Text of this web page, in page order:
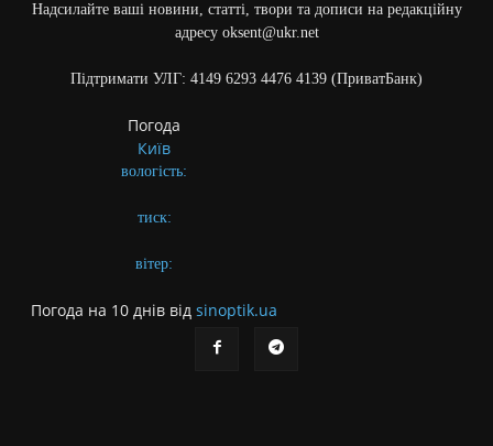
Надсилайте ваші новини, статті, твори та дописи на редакційну
адресу oksent@ukr.net
Підтримати УЛГ: 4149 6293 4476 4139 (ПриватБанк)
Погода
Київ
вологість:
тиск:
вітер:
Погода на 10 днів від sinoptik.ua